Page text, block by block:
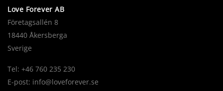
Love Forever AB
Företagsallén 8
18440 Åkersberga
Sverige
Tel: +46 760 235 230
E-post: info@loveforever.se